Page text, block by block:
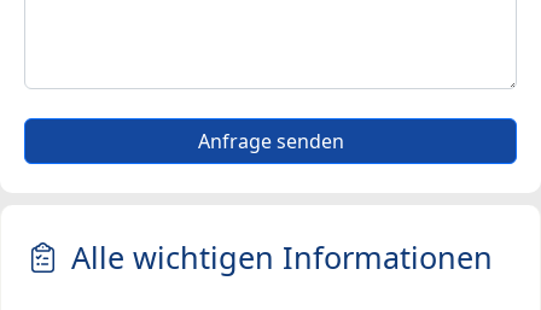
Anfrage senden
Alle wichtigen Informationen